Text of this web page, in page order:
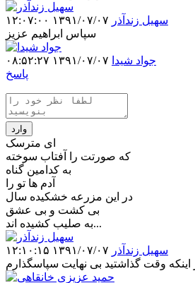
سهیل زندآذر ۱۳۹۱/۰۷/۰۷ ۱۲:۰۷:۰۰
سپاس ابراهیم عزیز
جواد شیدا ۱۳۹۱/۰۷/۰۷ ۰۸:۵۲:۲۷
پاسخ
وارد
ای مترسک
که صورتت را آفتاب سوخته
به کدامین گناه
آدم ها تو را
در این مزرعه خشکیده سال
بی کشت و بی عشق
به صلیب کشیده اند...
سهیل زندآذر ۱۳۹۱/۰۷/۰۷ ۱۲:۱۰:۱۵